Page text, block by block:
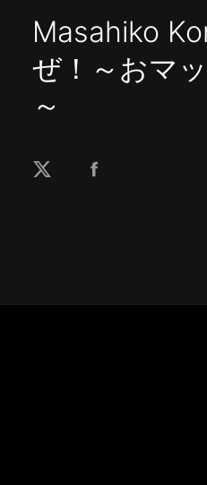
Masahiko
ぜ！～おマ
～